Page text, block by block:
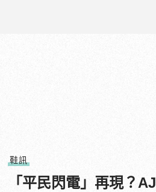
鞋訊
「平民閃電」再現？